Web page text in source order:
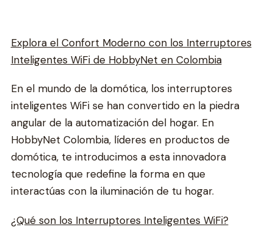
Explora el Confort Moderno con los Interruptores
Inteligentes WiFi de HobbyNet en Colombia
En el mundo de la domótica, los interruptores
inteligentes WiFi se han convertido en la piedra
angular de la automatización del hogar. En
HobbyNet Colombia, líderes en productos de
domótica, te introducimos a esta innovadora
tecnología que redefine la forma en que
interactúas con la iluminación de tu hogar.
¿Qué son los Interruptores Inteligentes WiFi?